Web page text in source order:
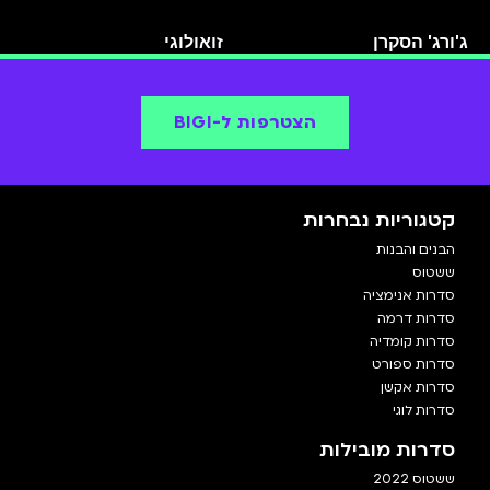
ג'ורג' הסקרן זואולוגי
הצטרפות ל-BIGI
קטגוריות נבחרות
הבנים והבנות
ששטוס
סדרות אנימציה
סדרות דרמה
סדרות קומדיה
סדרות ספורט
סדרות אקשן
סדרות לוגי
סדרות מובילות
ששטוס 2022